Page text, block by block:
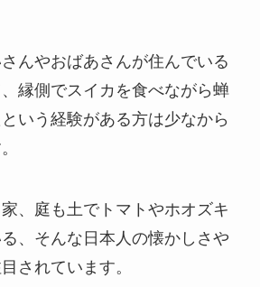
んやおばあさんが住んでいる
縁側でスイカを食べながら蝉
いう経験がある方は少なから
、庭も土でトマトやホオズキ
、そんな日本人の懐かしさや
されています。